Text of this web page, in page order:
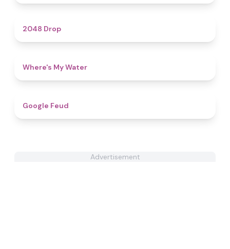
2048 Drop
Where's My Water
Google Feud
Advertisement